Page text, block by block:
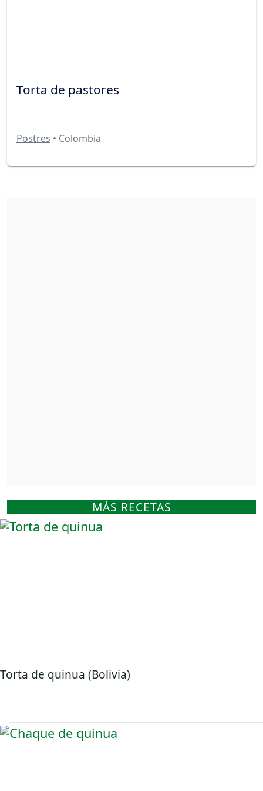
MÁS RECETAS
Torta de quinua (Bolivia)
Torta de pastores
Postres • Colombia